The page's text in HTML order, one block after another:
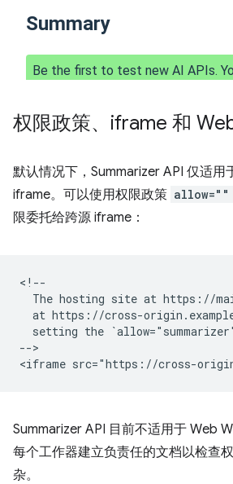
权限政策、iframe 和
默认情况下，Summarizer API 仅适用
iframe。可以使用权限政策 allow=""
限委托给跨源 iframe：
<!--
The hosting site at https://
at https://cross-
setting the
-->
Summarizer API 目前不适用于 Web
每个工作器建立负责任的文档以检查
杂。